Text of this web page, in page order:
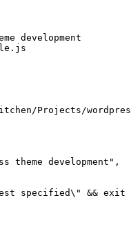
development
Projects/
theme development",
specified\" && exit